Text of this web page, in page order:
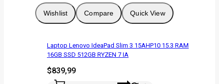
Wishlist Compare Quick View
Laptop Lenovo IdeaPad Slim 3 15AHP10 15.3 RAM
16GB SSD 512GB RYZEN 7 IA
$839,99